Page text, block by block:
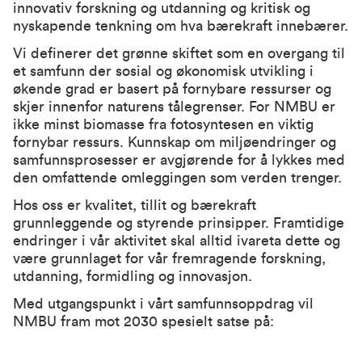
innovativ forskning og utdanning og kritisk og
nyskapende tenkning om hva bærekraft innebærer.
Vi definerer det grønne skiftet som en overgang til
et samfunn der sosial og økonomisk utvikling i
økende grad er basert på fornybare ressurser og
skjer innenfor naturens tålegrenser. For NMBU er
ikke minst biomasse fra fotosyntesen en viktig
fornybar ressurs. Kunnskap om miljøendringer og
samfunnsprosesser er avgjørende for å lykkes med
den omfattende omleggingen som verden trenger.
Hos oss er kvalitet, tillit og bærekraft
grunnleggende og styrende prinsipper. Framtidige
endringer i vår aktivitet skal alltid ivareta dette og
være grunnlaget for vår fremragende forskning,
utdanning, formidling og innovasjon.
Med utgangspunkt i vårt samfunnsoppdrag vil
NMBU fram mot 2030 spesielt satse på: